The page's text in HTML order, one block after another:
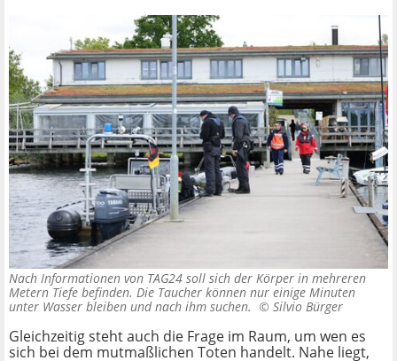
Nach Informationen von TAG24 soll sich der Körper in mehreren
Metern Tiefe befinden. Die Taucher können nur einige Minuten
unter Wasser bleiben und nach ihm suchen. © Silvio Bürger
Gleichzeitig steht auch die Frage im Raum, um wen es
sich bei dem mutmaßlichen Toten handelt. Nahe liegt,